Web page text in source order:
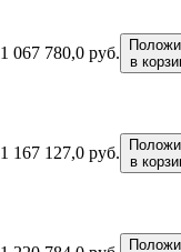
1 067 780,0 руб.
в
1 167 127,0 руб.
в